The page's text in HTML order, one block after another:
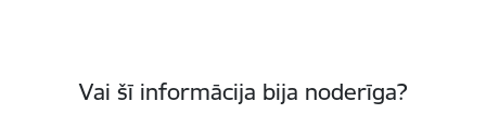
Vai šī informācija bija noderīga?